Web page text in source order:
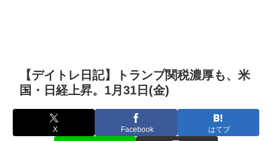
【デイトレ日記】トランプ関税濃厚も、米
国・日経上昇。1月31日(金)
X Facebook はてブ